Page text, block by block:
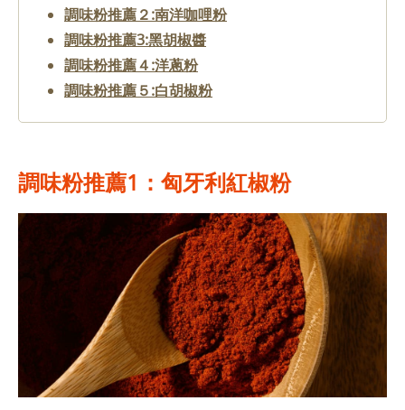
調味粉推薦２:南洋咖哩粉
調味粉推薦3:黑胡椒醬
調味粉推薦４:洋蔥粉
調味粉推薦５:白胡椒粉
調味粉推薦1：匈牙利紅椒粉